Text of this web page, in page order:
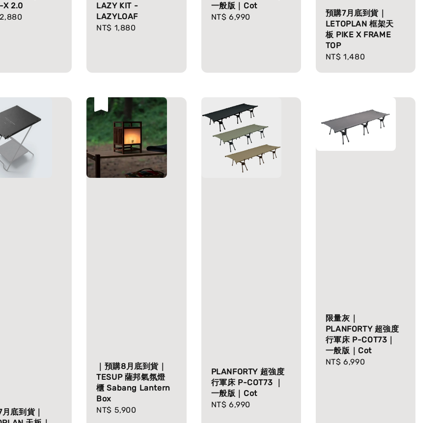
X 2.0
LAZY KIT -
LAZYLOAF
Regular
NT$ 1,880
一般版｜Cot
Regular
NT$ 6,990
預購7月底到貨｜
LETOPLAN 框架天
板 PIKE X FRAME
TOP
Regular
NT$ 1,480
底到貨｜
｜預購8月底到貨｜
TESUP 薩邦氣氛燈
櫃 Sabang Lantern
Box
Regular
NT$ 5,900
PLANFORTY 超強度
行軍床 P-COT73 ｜
一般版｜Cot
Regular
NT$ 6,990
限量灰｜
PLANFORTY 超強度
行軍床 P-COT73｜
一般版｜Cot
Regular
NT$ 6,990